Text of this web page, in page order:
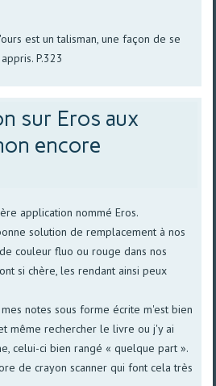
est un talisman, une façon de se
P.323
sur Eros aux
encore
application nommé Eros.
solution de remplacement à nos
couleur fluo ou rouge dans nos
si chère, les rendant ainsi peux
notes sous forme écrite m'est bien
même rechercher le livre ou j'y ai
celui-ci bien rangé « quelque part ».
de crayon scanner qui font cela très